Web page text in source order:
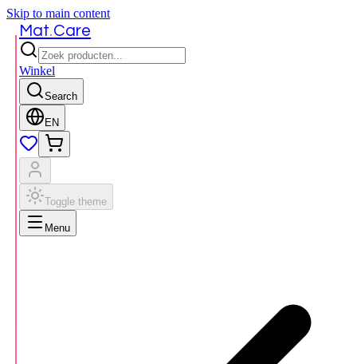
Skip to main content
Mat.Care
Winkel
Search
EN
Toggle theme
Menu